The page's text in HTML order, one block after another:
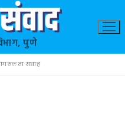
पुणे
सप्ताह